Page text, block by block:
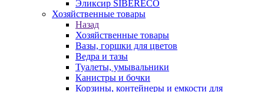
Эликсир SIBERECO
Хозяйственные товары
Назад
Хозяйственные товары
Вазы, горшки для цветов
Ведра и тазы
Туалеты, умывальники
Канистры и бочки
Корзины, контейнеры и емкости для